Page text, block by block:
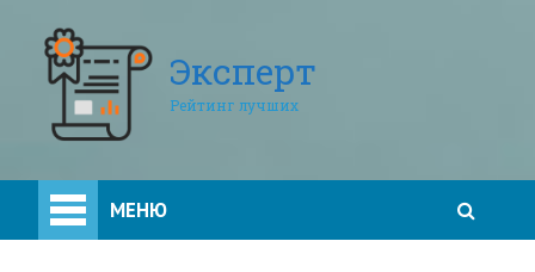
Эксперт
Рейтинг лучших
МЕНЮ